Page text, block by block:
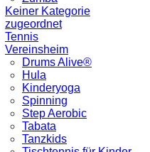
Keiner Kategorie
zugeordnet
Tennis
Vereinsheim
Drums Alive®
Hula
Kinderyoga
Spinning
Step Aerobic
Tabata
Tanzkids